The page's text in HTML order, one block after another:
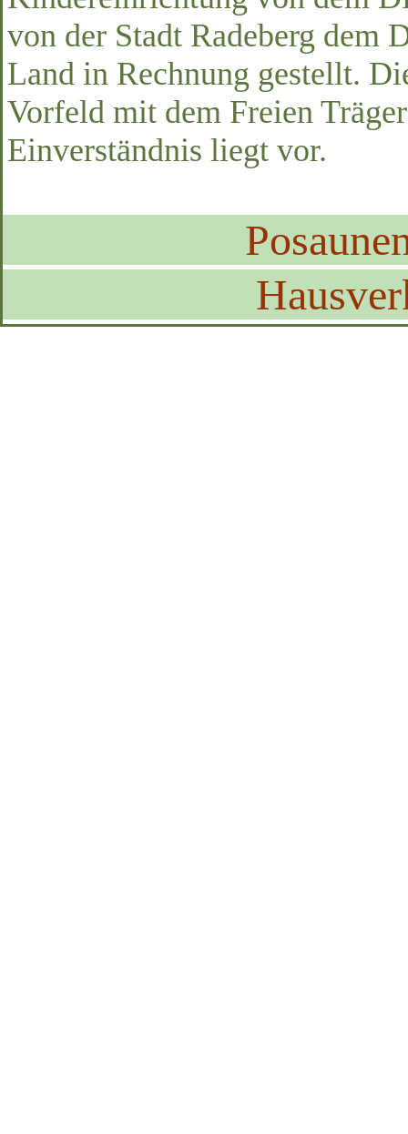
von der Stadt Radeberg dem
Land in Rechnung gestellt.
Vorfeld mit dem Freien
Einverständnis liegt vor.